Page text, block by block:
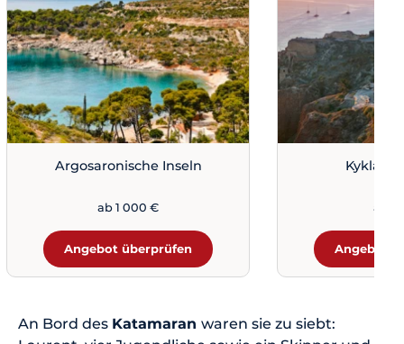
Argosaronische Inseln
ab 1 000 €
Angebot überprüfen
ab
Angebot
An Bord des Katamaran waren sie zu siebt: